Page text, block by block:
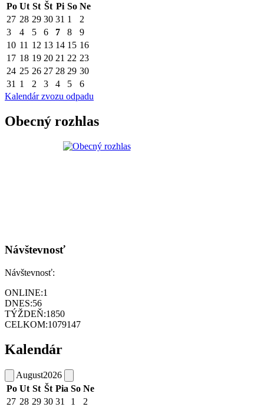
Po Ut St Št Pi So Ne
27 28 29 30 31 1
2
3
4 5 6 7 8
9
10 11 12 13 14 15 16
17 18 19 20 21 22 23
24 25 26 27 28 29 30
31 1 2 3 4 5
6
Kalendár zvozu odpadu
Obecný rozhlas
Návštevnosť
Návštevnosť:
ONLINE:1
DNES:56
TÝŽDEŇ:1850
CELKOM:1079147
Kalendár
August2026
Po Ut St Št Pia So Ne
27 28 29 30 31 1
2